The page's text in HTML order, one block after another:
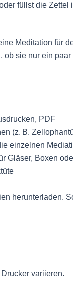
füllst die
Meditation für
sie nur ein
PDF
(z. B.
einzelnen
Gläser, Boxen
herunterladen.
variieren.